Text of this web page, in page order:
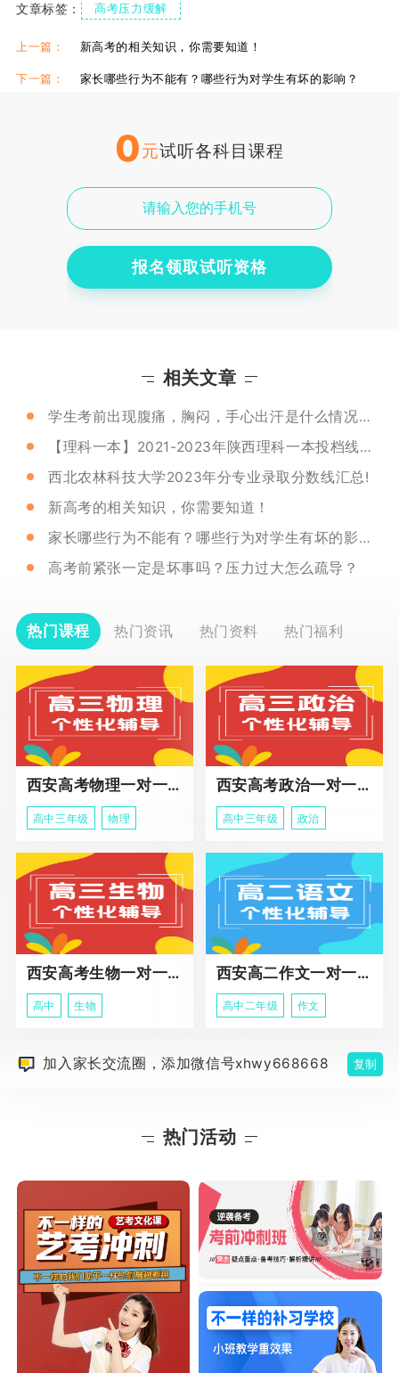
文章标签： 高考压力缓解
上一篇： 新高考的相关知识，你需要知道！
下一篇： 家长哪些行为不能有？哪些行为对学生有坏的影响？
0元试听各科目课程
报名领取试听资格
相关文章
学生考前出现腹痛，胸闷，手心出汗是什么情况？怎么缓解？
【理科一本】2021-2023年陕西理科一本投档线及位次汇总!
西北农林科技大学2023年分专业录取分数线汇总!
新高考的相关知识，你需要知道！
家长哪些行为不能有？哪些行为对学生有坏的影响？
高考前紧张一定是坏事吗？压力过大怎么疏导？
热门课程 热门资讯 热门资料 热门福利
西安高考物理一对一辅导课程
高中三年级 物理
西安高考政治一对一辅导课程
高中三年级 政治
西安高考生物一对一辅导
高中 生物
西安高二作文一对一辅导课程
高中二年级 作文
加入家长交流圈，添加微信号xhwy668668 复制
热门活动